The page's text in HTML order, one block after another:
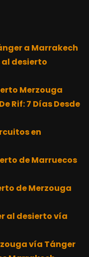
a Marrakech
al desierto
Merzouga
Rif: 7 Días Desde
en
de Marruecos
de Merzouga
al desierto vía
vía Tánger